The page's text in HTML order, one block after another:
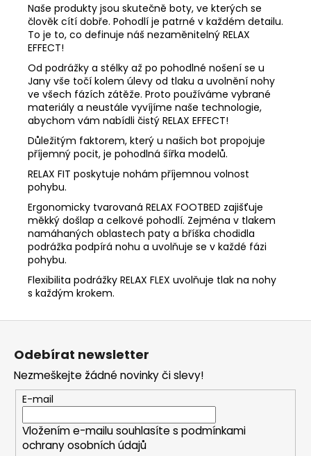
Naše produkty jsou skutečně boty, ve kterých se
člověk cítí dobře. Pohodlí je patrné v každém detailu.
To je to, co definuje náš nezaměnitelný RELAX
EFFECT!
Od podrážky a stélky až po pohodlné nošení se u
Jany vše točí kolem úlevy od tlaku a uvolnění nohy
ve všech fázích zátěže. Proto používáme vybrané
materiály a neustále vyvíjíme naše technologie,
abychom vám nabídli čistý RELAX EFFECT!
Důležitým faktorem, který u našich bot propojuje
příjemný pocit, je pohodlná šířka modelů.
RELAX FIT poskytuje nohám příjemnou volnost
pohybu.
Ergonomicky tvarovaná RELAX FOOTBED zajišťuje
měkký došlap a celkové pohodlí. Zejména v tlakem
namáhaných oblastech paty a bříška chodidla
podrážka podpírá nohu a uvolňuje se v každé fázi
pohybu.
Flexibilita podrážky RELAX FLEX uvolňuje tlak na nohy
s každým krokem.
Z
Odebírat newsletter
Nezmeškejte žádné novinky či slevy!
E-mail
Vložením e-mailu souhlasíte s podmínkami
ochrany osobních údajů